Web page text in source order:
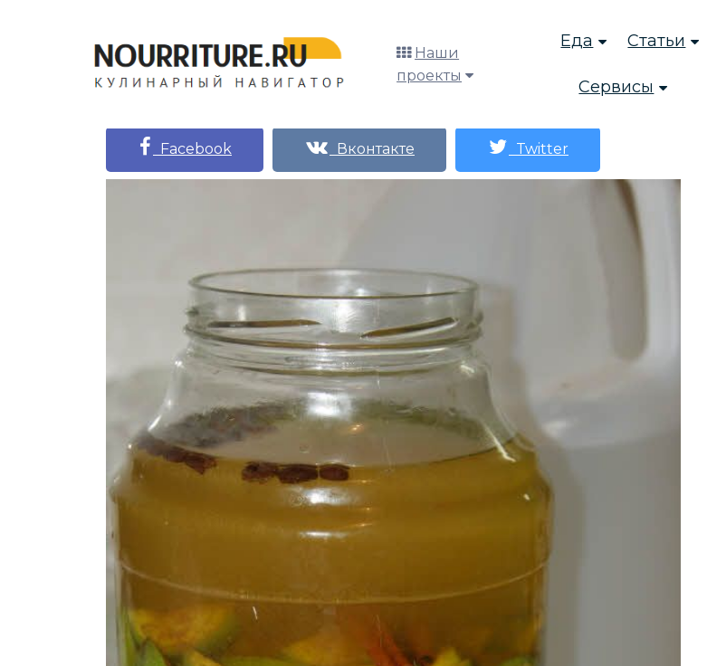
Наши
проекты
Еда Статьи
Сервисы
Facebook Вконтакте Twitter